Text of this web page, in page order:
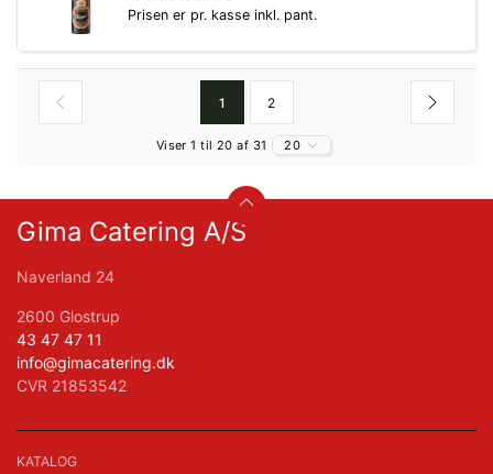
Prisen er pr. kasse inkl. pant.
1 2
Viser 1 til 20 af 31 20
Gima Catering A/S
Naverland 24
2600 Glostrup
43 47 47 11
info@gimacatering.dk
CVR 21853542
KATALOG